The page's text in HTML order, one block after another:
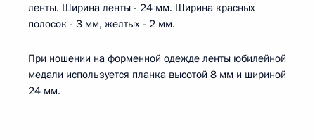
ленты. Ширина ленты - 24 мм. Ширина красных
полосок - 3 мм, желтых - 2 мм.
При ношении на форменной одежде ленты юбилейной
медали используется планка высотой 8 мм и шириной
24 мм.